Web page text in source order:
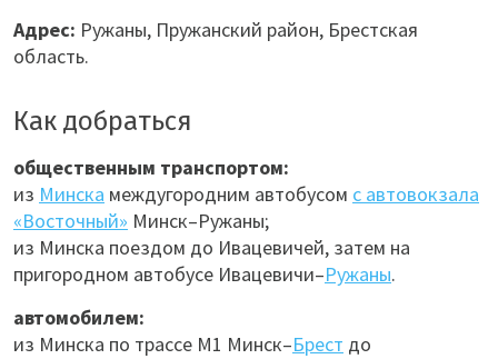
Адрес: Ружаны, Пружанский район, Брестская
область.
Как добраться
общественным транспортом:
из Минска междугородним автобусом с автовокзала
«Восточный» Минск–Ружаны;
из Минска поездом до Ивацевичей, затем на
пригородном автобусе Ивацевичи–Ружаны.
автомобилем:
из Минска по трассе М1 Минск–Брест до